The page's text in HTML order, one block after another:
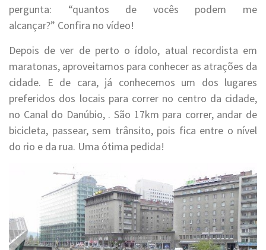
pergunta: “quantos de vocês podem me
alcançar?” Confira no vídeo!
Depois de ver de perto o ídolo, atual recordista em
maratonas, aproveitamos para conhecer as atrações da
cidade. E de cara, já conhecemos um dos lugares
preferidos dos locais para correr no centro da cidade,
no Canal do Danúbio, . São 17km para correr, andar de
bicicleta, passear, sem trânsito, pois fica entre o nível
do rio e da rua. Uma ótima pedida!